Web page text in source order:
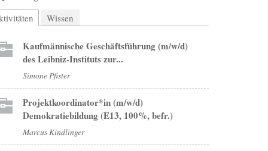
(aktiver Reiter)
Wissen
Kaufmännische Geschäftsführung (m/w/d)
des Leibniz-Instituts zur...
Simone Pfister
Projektkoordinator*in (m/w/d)
Demokratiebildung (E13, 100%, befr.)
Marcus Kindlinger